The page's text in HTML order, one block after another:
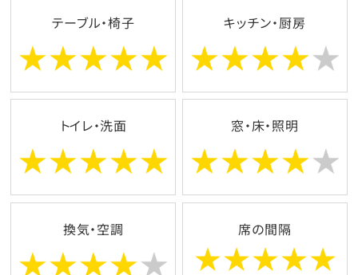
テーブル・椅子 キッチン・厨房
トイレ・洗面 窓・床・照明
換気・空調 席の間隔